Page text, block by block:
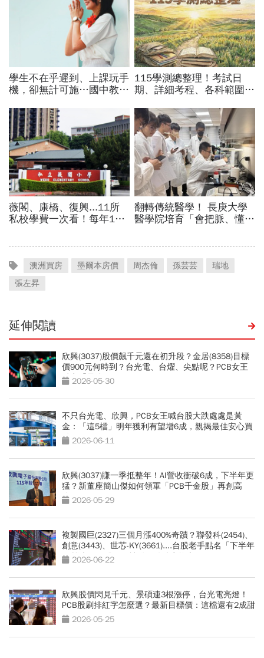
澳洲買房 墨爾本房價 周杰倫 孫芸芸
瑞地
張左昇
延伸閱讀
欣興(3037)股價飆千元還在初升段？金居(8358)目標
價900元何時到？台光電、台燿、尖點呢？PCB女王
點出「最強黑馬」
2026-05-30
不只台光電、欣興，PCB女王喊台股大跌處處是黃
金：「這5檔」明年獲利有望增6成，親揭最佳安心買
點 2026-06-11
欣興(3037)賺一季抵整年！AI營收衝破6成，下半年更
猛？新董座簡山傑如何領軍「PCB千金股」再創高
峰？2026-05-29
複製國巨(2327)三個月漲400%奇蹟？聯發科(2454)、
創意(3443)、世芯-KY(3661)....台股老手點名「下半年
17檔大黑馬股」：被動元件噴完換它
2026-06-22
欣興股價閃見千元、景碩連3根漲停，台光電亮燈！
PCB股刷排紅字怎麼選？最新目標價：這檔還有2成甜
頭 2026-05-25